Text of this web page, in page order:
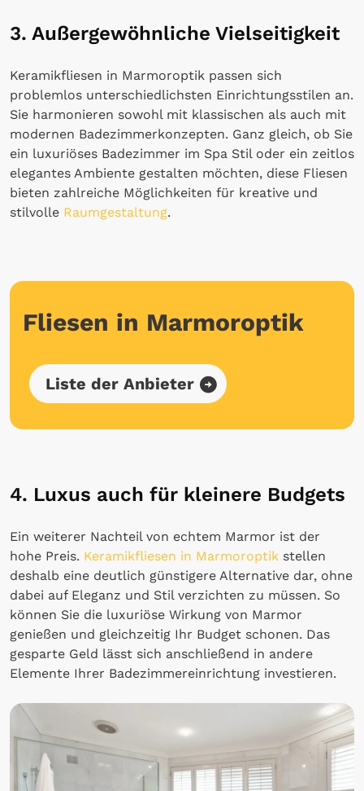
3. Außergewöhnliche Vielseitigkeit
Keramikfliesen in Marmoroptik passen sich
problemlos unterschiedlichsten Einrichtungsstilen an.
Sie harmonieren sowohl mit klassischen als auch mit
modernen Badezimmerkonzepten. Ganz gleich, ob Sie
ein luxuriöses Badezimmer im Spa Stil oder ein zeitlos
elegantes Ambiente gestalten möchten, diese Fliesen
bieten zahlreiche Möglichkeiten für kreative und
stilvolle Raumgestaltung.
Fliesen in Marmoroptik
Liste der Anbieter
4. Luxus auch für kleinere Budgets
Ein weiterer Nachteil von echtem Marmor ist der
hohe Preis. Keramikfliesen in Marmoroptik stellen
deshalb eine deutlich günstigere Alternative dar, ohne
dabei auf Eleganz und Stil verzichten zu müssen. So
können Sie die luxuriöse Wirkung von Marmor
genießen und gleichzeitig Ihr Budget schonen. Das
gesparte Geld lässt sich anschließend in andere
Elemente Ihrer Badezimmereinrichtung investieren.